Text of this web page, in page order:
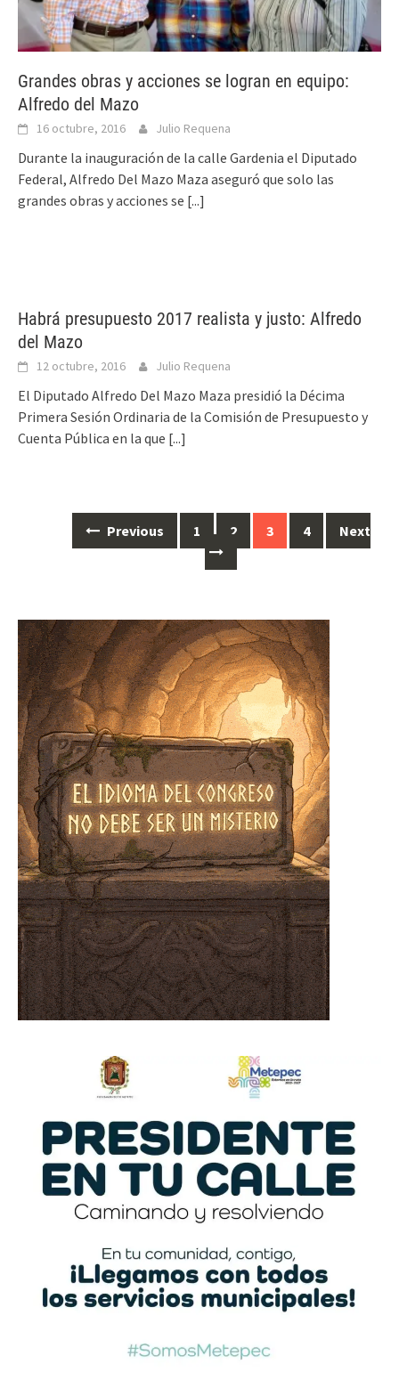
Grandes obras y acciones se logran en equipo:
Alfredo del Mazo
16 octubre, 2016 Julio Requena
Durante la inauguración de la calle Gardenia el Diputado
Federal, Alfredo Del Mazo Maza aseguró que solo las
grandes obras y acciones se [...]
Habrá presupuesto 2017 realista y justo: Alfredo
del Mazo
12 octubre, 2016 Julio Requena
El Diputado Alfredo Del Mazo Maza presidió la Décima
Primera Sesión Ordinaria de la Comisión de Presupuesto y
Cuenta Pública en la que [...]
navigation
Previous 1 2 3 4 Next